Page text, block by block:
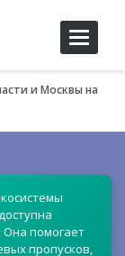
Toggle
и Москвы на
Она помогает
пропусков,